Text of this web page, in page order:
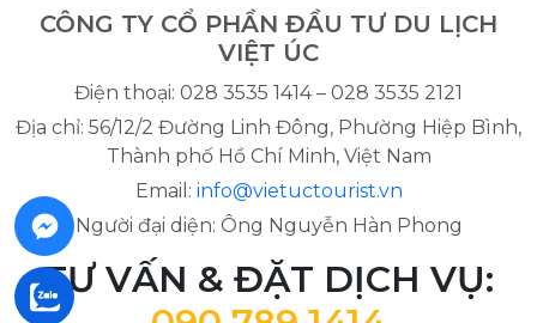
CÔNG TY CỔ PHẦN ĐẦU TƯ DU LỊCH
VIỆT ÚC
Điện thoại: 028 3535 1414 – 028 3535 2121
Địa chỉ: 56/12/2 Đường Linh Đông, Phường Hiệp Bình,
Thành phố Hồ Chí Minh, Việt Nam
Email: info@vietuctourist.vn
Người đại diện: Ông Nguyễn Hàn Phong
TƯ VẤN & ĐẶT DỊCH VỤ: